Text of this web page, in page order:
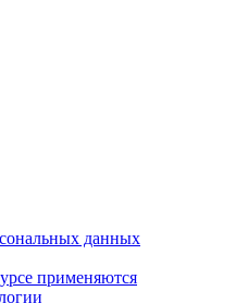
данных
применяются